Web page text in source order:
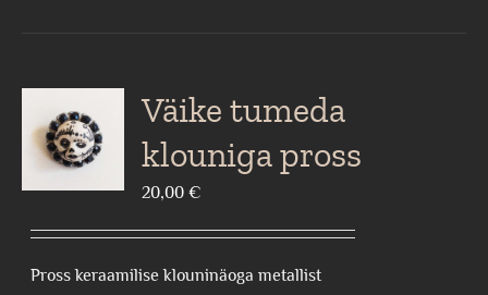
Väike tumeda
klouniga pross
20,00€
Pross keraamilise klouninäoga metallist